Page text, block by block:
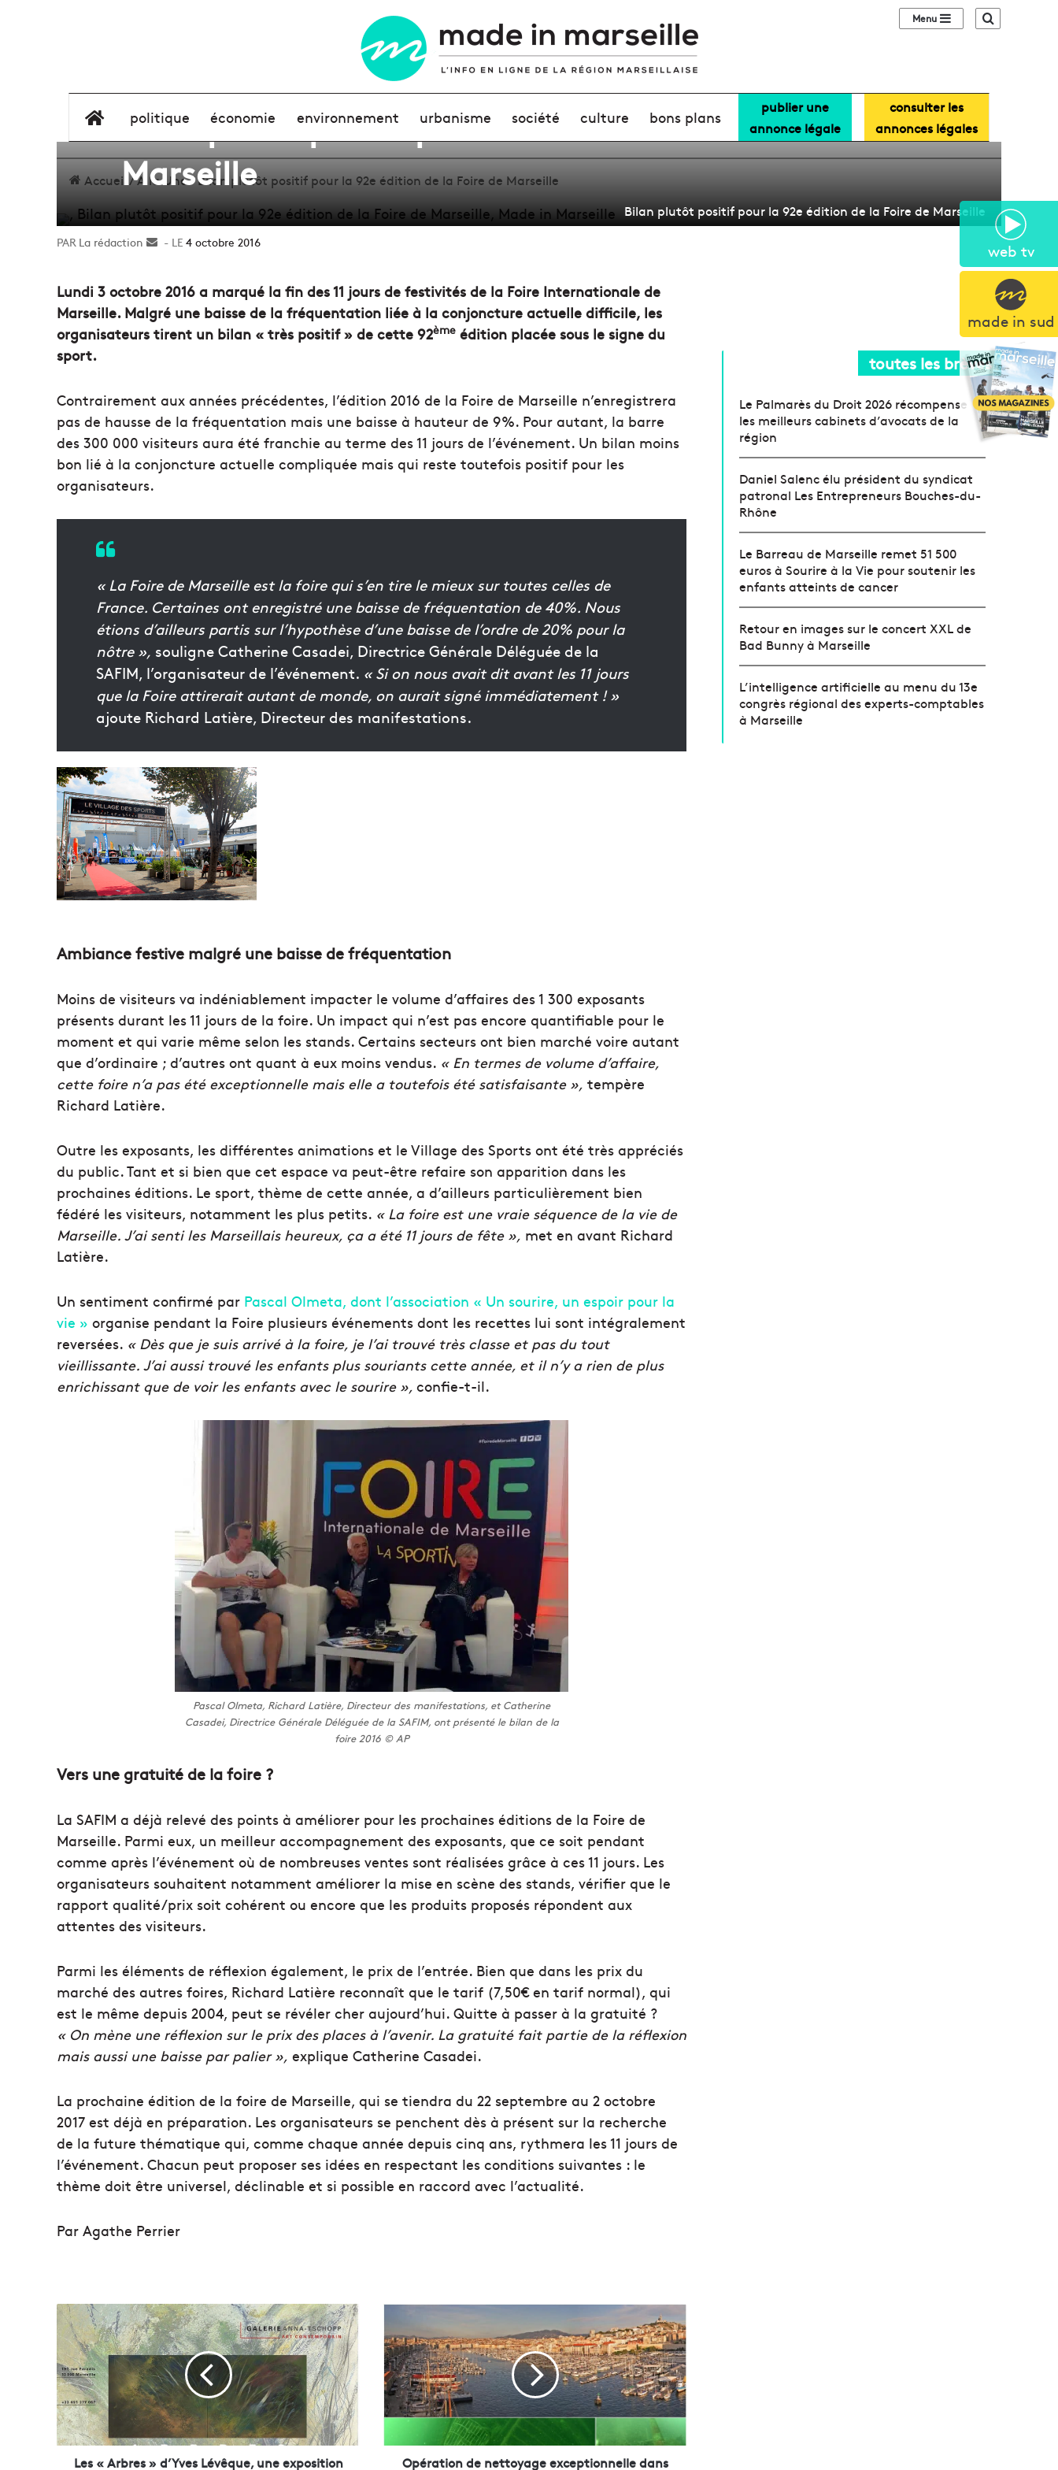
web tv
made in sud
Sidebar (barre
élément de menu
politique économie environnement urbanisme société culture bons plans
publier une
annonce légale
consulter les
annonces légales
Accueil /A la Une/Bilan plutôt positif pour la 92e édition de la Foire de Marseille
Bilan plutôt positif pour la 92e édition de la Foire de
Marseille
Bilan plutôt positif pour la 92e édition de la Foire de Marseille
La rédaction
Envoyer4 octobre 2016
Lundi 3 octobre 2016 a marqué la fin des 11 jours de festivités de la Foire Internationale de
Marseille. Malgré une baisse de la fréquentation liée à la conjoncture actuelle difficile, les
organisateurs tirent un bilan « très positif » de cette 92ème édition placée sous le signe du
sport.
Contrairement aux années précédentes, l’édition 2016 de la Foire de Marseille n’enregistrera
pas de hausse de la fréquentation mais une baisse à hauteur de 9%. Pour autant, la barre
des 300 000 visiteurs aura été franchie au terme des 11 jours de l’événement. Un bilan moins
bon lié à la conjoncture actuelle compliquée mais qui reste toutefois positif pour les
organisateurs.
« La Foire de Marseille est la foire qui s’en tire le mieux sur toutes celles de
France. Certaines ont enregistré une baisse de fréquentation de 40%. Nous
étions d’ailleurs partis sur l’hypothèse d’une baisse de l’ordre de 20% pour la
nôtre », souligne Catherine Casadei, Directrice Générale Déléguée de la
SAFIM, l’organisateur de l’événement. « Si on nous avait dit avant les 11 jours
que la Foire attirerait autant de monde, on aurait signé immédiatement ! »
ajoute Richard Latière, Directeur des manifestations.
Ambiance festive malgré une baisse de fréquentation
Moins de visiteurs va indéniablement impacter le volume d’affaires des 1 300 exposants
présents durant les 11 jours de la foire. Un impact qui n’est pas encore quantifiable pour le
moment et qui varie même selon les stands. Certains secteurs ont bien marché voire autant
que d’ordinaire ; d’autres ont quant à eux moins vendus. « En termes de volume d’affaire,
cette foire n’a pas été exceptionnelle mais elle a toutefois été satisfaisante », tempère
Richard Latière.
Outre les exposants, les différentes animations et le Village des Sports ont été très appréciés
du public. Tant et si bien que cet espace va peut-être refaire son apparition dans les
prochaines éditions. Le sport, thème de cette année, a d’ailleurs particulièrement bien
fédéré les visiteurs, notamment les plus petits. « La foire est une vraie séquence de la vie de
Marseille. J’ai senti les Marseillais heureux, ça a été 11 jours de fête », met en avant Richard
Latière.
Un sentiment confirmé par Pascal Olmeta, dont l’association « Un sourire, un espoir pour la
vie » organise pendant la Foire plusieurs événements dont les recettes lui sont intégralement
reversées. « Dès que je suis arrivé à la foire, je l’ai trouvé très classe et pas du tout
vieillissante. J’ai aussi trouvé les enfants plus souriants cette année, et il n’y a rien de plus
enrichissant que de voir les enfants avec le sourire », confie-t-il.
Pascal Olmeta, Richard Latière, Directeur des manifestations, et Catherine
Casadei, Directrice Générale Déléguée de la SAFIM, ont présenté le bilan de la
foire 2016 © AP
Vers une gratuité de la foire ?
La SAFIM a déjà relevé des points à améliorer pour les prochaines éditions de la Foire de
Marseille. Parmi eux, un meilleur accompagnement des exposants, que ce soit pendant
comme après l’événement où de nombreuses ventes sont réalisées grâce à ces 11 jours. Les
organisateurs souhaitent notamment améliorer la mise en scène des stands, vérifier que le
rapport qualité/prix soit cohérent ou encore que les produits proposés répondent aux
attentes des visiteurs.
Parmi les éléments de réflexion également, le prix de l’entrée. Bien que dans les prix du
marché des autres foires, Richard Latière reconnaît que le tarif (7,50€ en tarif normal), qui
est le même depuis 2004, peut se révéler cher aujourd’hui. Quitte à passer à la gratuité ?
« On mène une réflexion sur le prix des places à l’avenir. La gratuité fait partie de la réflexion
mais aussi une baisse par palier », explique Catherine Casadei.
La prochaine édition de la foire de Marseille, qui se tiendra du 22 septembre au 2 octobre
2017 est déjà en préparation. Les organisateurs se penchent dès à présent sur la recherche
de la future thématique qui, comme chaque année depuis cinq ans, rythmera les 11 jours de
l’événement. Chacun peut proposer ses idées en respectant les conditions suivantes : le
thème doit être universel, déclinable et si possible en raccord avec l’actualité.
Par Agathe Perrier
L
e
«
A
r
b
r
e
Les « Arbres » d’Yves Lévêque, une exposition
p
é
r
a
t
i
n
Opération de nettoyage exceptionnelle dans
toutes les brèves
Le Palmarès du Droit 2026 récompense
les meilleurs cabinets d’avocats de la
région
Daniel Salenc élu président du syndicat
patronal Les Entrepreneurs Bouches-du-
Rhône
Le Barreau de Marseille remet 51 500
euros à Sourire à la Vie pour soutenir les
enfants atteints de cancer
Retour en images sur le concert XXL de
Bad Bunny à Marseille
L’intelligence artificielle au menu du 13e
congrès régional des experts-comptables
à Marseille